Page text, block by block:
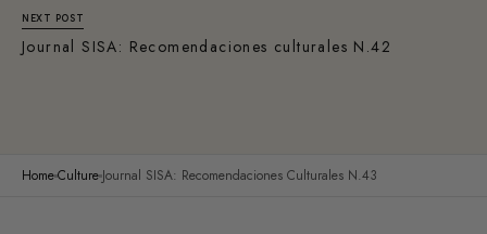
NEXT POST
Journal SISA: Recomendaciones culturales N.42
HomeCulture Journal SISA: Recomendaciones Culturales N.43